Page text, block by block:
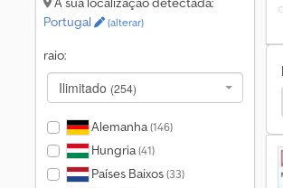
Portugal
(alterar)
raio:
Ilimitado (254)
Alemanha(146)
Hungria(41)
Países Baixos(33)
Groenewegen Outros